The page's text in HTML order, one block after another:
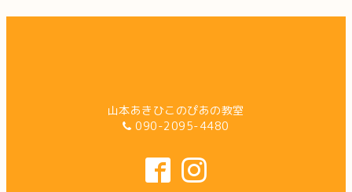
山本あきひこのぴあの教室
090-2095-4480